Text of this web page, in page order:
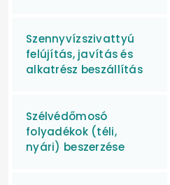
Szennyvízszivattyú
felújítás, javítás és
alkatrész beszállítás
Szélvédőmosó
folyadékok (téli,
nyári) beszerzése